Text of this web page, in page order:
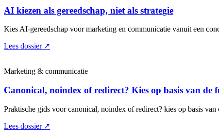
AI kiezen als gereedschap, niet als strategie
Kies AI-gereedschap voor marketing en communicatie vanuit een
Lees dossier ↗
Marketing & communicatie
Canonical, noindex of redirect? Kies op basis van de
Praktische gids voor canonical, noindex of redirect? kies op basis van
Lees dossier ↗